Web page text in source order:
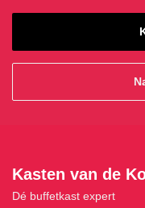
Kasten van de
Dé buffetkast expert